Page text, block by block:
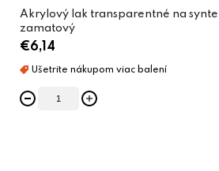
Akrylový lak transparentné na
zamatový
€6,14